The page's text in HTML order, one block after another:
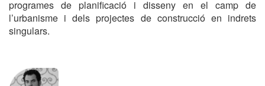
programes de planificació i disseny en el camp de
l’urbanisme i dels projectes de construcció en indrets
singulars.